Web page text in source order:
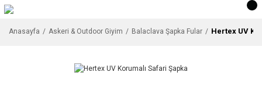
Anasayfa Askeri & Outdoor Giyim Balaclava Şapka Fular Hertex UV